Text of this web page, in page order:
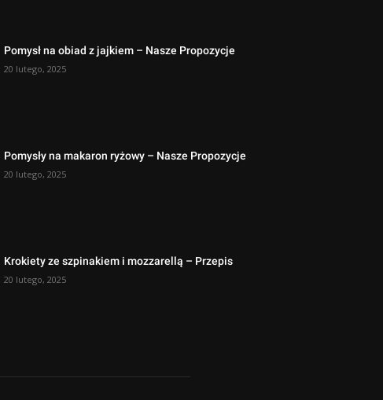
Pomysł na obiad z jajkiem – Nasze Propozycje
20 lutego, 2025
Pomysły na makaron ryżowy – Nasze Propozycje
20 lutego, 2025
Krokiety ze szpinakiem i mozzarellą – Przepis
20 lutego, 2025